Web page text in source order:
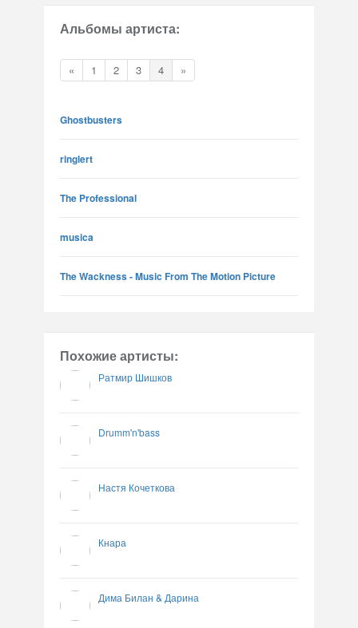
Альбомы артиста:
« 1 2 3 4 »
Ghostbusters
ringlert
The Professional
musica
The Wackness - Music From The Motion Picture
Похожие артисты:
Ратмир Шишков
Drumm'n'bass
Настя Кочеткова
Кнара
Дима Билан & Дарина